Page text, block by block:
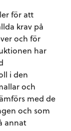
för att
krav på
och för
har
i den
och
med de
och som
annat